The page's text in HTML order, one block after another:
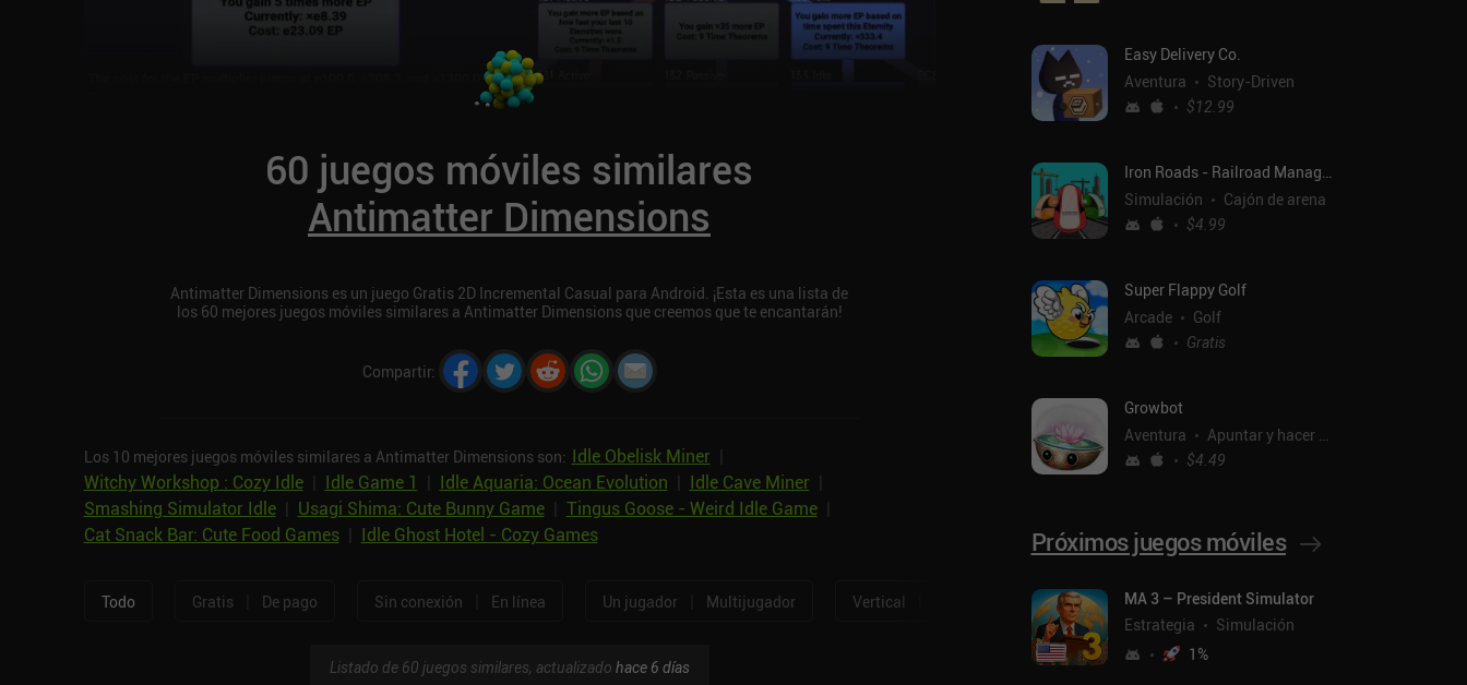
60 juegos móviles similares
Antimatter Dimensions
Antimatter Dimensions es un juego Gratis 2D Incremental Casual para Android. ¡Esta es una lista de
los 60 mejores juegos móviles similares a Antimatter Dimensions que creemos que te encantarán!
Compartir:
Los 10 mejores juegos móviles similares a Antimatter Dimensions son: Idle Obelisk Miner
Witchy Workshop : Cozy Idle| Idle Game 1 Idle Aquaria: Ocean Evolution Idle Cave Miner
Smashing Simulator Idle| Usagi Shima: Cute Bunny Game| Tingus Goose - Weird Idle Game|
Cat Snack Bar: Cute Food Games| Idle Ghost Hotel - Cozy Games
Todo Gratis De pago Sin conexión En línea Un jugador Multijugador Vertical
Listado de 60 juegos similares, actualizado hace 6 días
Easy Delivery Co.
Aventura
Story-Driven
$12.99
Iron Roads - Railroad Manager
Simulación
Cajón de arena
$4.99
Super Flappy Golf
Arcade
Golf
Gratis
Growbot
Aventura
Apuntar y hacer clic
$4.49
Próximos juegos móviles
MA 3 – President Simulator
Estrategia
Simulación
1%